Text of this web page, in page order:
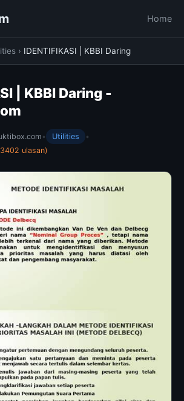
Home
› IDENTIFIKASI | KBBI Daring
| KBBI Daring -
• Utilities
•
ulasan)